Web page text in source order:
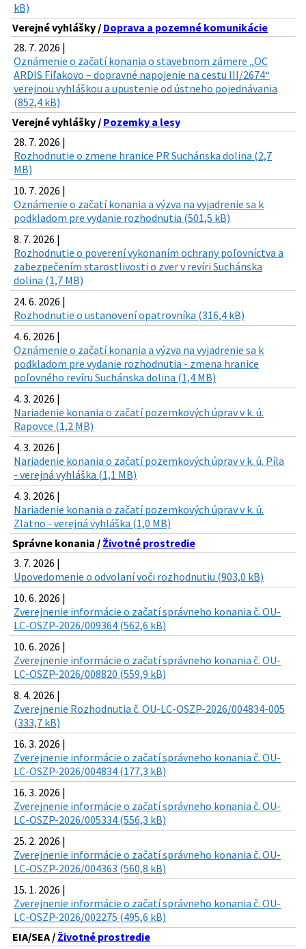
kB)
Verejné vyhlášky / Doprava a pozemné komunikácie
28. 7. 2026 |
Oznámenie o začatí konania o stavebnom zámere „OC
ARDIS Fiľakovo – dopravné napojenie na cestu III/2674“
verejnou vyhláškou a upustenie od ústneho pojednávania
(852,4 kB)
Verejné vyhlášky / Pozemky a lesy
28. 7. 2026 |
Rozhodnutie o zmene hranice PR Suchánska dolina (2,7
MB)
10. 7. 2026 |
Oznámenie o začatí konania a výzva na vyjadrenie sa k
podkladom pre vydanie rozhodnutia (501,5 kB)
8. 7. 2026 |
Rozhodnutie o poverení vykonaním ochrany poľovníctva a
zabezpečením starostlivosti o zver v revíri Suchánska
dolina (1,7 MB)
24. 6. 2026 |
Rozhodnutie o ustanovení opatrovníka (316,4 kB)
4. 6. 2026 |
Oznámenie o začatí konania a výzva na vyjadrenie sa k
podkladom pre vydanie rozhodnutia - zmena hranice
poľovného revíru Suchánska dolina (1,4 MB)
4. 3. 2026 |
Nariadenie konania o začatí pozemkových úprav v k. ú.
Rapovce (1,2 MB)
4. 3. 2026 |
Nariadenie konania o začatí pozemkových úprav v k. ú. Píla
- verejná vyhláška (1,1 MB)
4. 3. 2026 |
Nariadenie konania o začatí pozemkových úprav v k. ú.
Zlatno - verejná vyhláška (1,0 MB)
Správne konania / Životné prostredie
3. 7. 2026 |
Upovedomenie o odvolaní voči rozhodnutiu (903,0 kB)
10. 6. 2026 |
Zverejnenie informácie o začatí správneho konania č. OU-
LC-OSZP-2026/009364 (562,6 kB)
10. 6. 2026 |
Zverejnenie informácie o začatí správneho konania č. OU-
LC-OSZP-2026/008820 (559,9 kB)
8. 4. 2026 |
Zverejnenie Rozhodnutia č. OU-LC-OSZP-2026/004834-005
(333,7 kB)
16. 3. 2026 |
Zverejnenie informácie o začatí správneho konania č. OU-
LC-OSZP-2026/004834 (177,3 kB)
16. 3. 2026 |
Zverejnenie informácie o začatí správneho konania č. OU-
LC-OSZP-2026/005334 (556,3 kB)
25. 2. 2026 |
Zverejnenie informácie o začatí správneho konania č. OU-
LC-OSZP-2026/004363 (560,8 kB)
15. 1. 2026 |
Zverejnenie informácie o začatí správneho konania č. OU-
LC-OSZP-2026/002275 (495,6 kB)
EIA/SEA / Životné prostredie